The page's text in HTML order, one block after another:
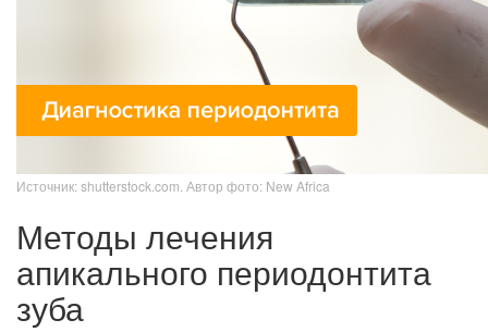
Источник: shutterstock.com. Автор фото: New Africa
Методы лечения
апикального периодонтита
зуба